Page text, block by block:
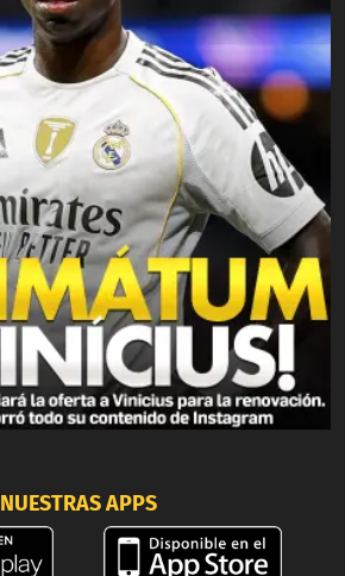
NUESTRAS APPS